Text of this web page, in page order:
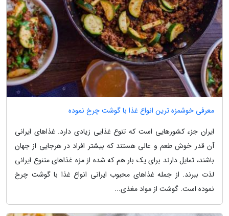
معرفی خوشمزه ترین انواع غذا با گوشت چرخ نموده
ایران جزء کشورهایی است که تنوع غذایی زیادی دارد. غذاهای ایرانی
آن قدر خوش طعم و عالی هستند که بیشتر افراد در هرجایی از جهان
باشند، تمایل دارند برای یک بار هم که شده از مزه غذاهای متنوع ایرانی
لذت ببرند. از جمله غذاهای محبوب ایرانی انواع غذا با گوشت چرخ
نموده است. گوشت از مواد مغذی...